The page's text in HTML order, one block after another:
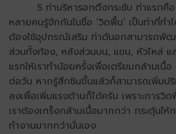
5 ท่าบริหารอกตึงกระชับ ท่าแรกคือ
หลายคนรู้จักกันในชื่อ ‘วิดพื้น’ เป็นท่าที่ทำ
ต้องใช้อุปกรณ์เสริม ท่าดันอกสามารถพั
ส่วนทั้งท้อง, หลังส่วนบน, แขน, หัวไหล่ แ
แรกให้เราทำน้อยครั้งเพื่อเตรียมกล้ามเนื้
ต่อวัน หากรู้สึกชินขึ้นแล้วก็สามารถเพิ่มป
ลงเพื่อเพิ่มแรงต้านก็ได้ครับ เพราะการวิ
เราต้องเกร็งกล้ามเนื้อมากกว่า กระตุ้นให้
ทำงานมากกว่านั่นเอง